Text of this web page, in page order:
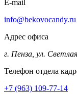
E-mail
info@bekovocandy.ru
Адрес офиса
г. Пенза, ул.
Телефон отдела
+7 (963) 109-77-14